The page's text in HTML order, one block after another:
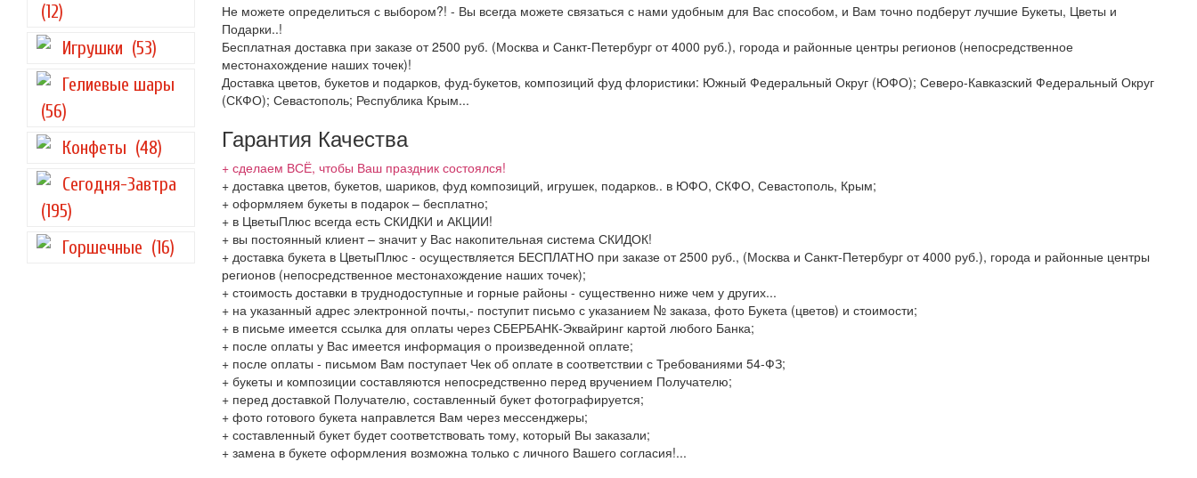
(12)
Игрушки (53)
Гелиевые шары
(56)
Конфеты (48)
Сегодня-Завтра
(195)
Горшечные (16)
Не можете определиться с выбором?! - Вы всегда можете связаться с нами удобным для Вас способом, и Вам точно подберут лучшие Букеты, Цветы и
Подарки..!
Бесплатная доставка при заказе от 2500 руб. (Москва и Санкт-Петербург от 4000 руб.), города и районные центры регионов (непосредственное
местонахождение наших точек)!
Доставка цветов, букетов и подарков, фуд-букетов, композиций фуд флористики: Южный Федеральный Округ (ЮФО); Северо-Кавказский Федеральный Округ
(СКФО); Севастополь; Республика Крым...
Гарантия Качества
+ сделаем ВСЁ, чтобы Ваш праздник состоялся!
+ доставка цветов, букетов, шариков, фуд композиций, игрушек, подарков.. в ЮФО, СКФО, Севастополь, Крым;
+ оформляем букеты в подарок – бесплатно;
+ в ЦветыПлюс всегда есть СКИДКИ и АКЦИИ!
+ вы постоянный клиент – значит у Вас накопительная система СКИДОК!
+ доставка букета в ЦветыПлюс - осуществляется БЕСПЛАТНО при заказе от 2500 руб., (Москва и Санкт-Петербург от 4000 руб.), города и районные центры
регионов (непосредственное местонахождение наших точек);
+ стоимость доставки в труднодоступные и горные районы - существенно ниже чем у других...
+ на указанный адрес электронной почты,- поступит письмо с указанием № заказа, фото Букета (цветов) и стоимости;
+ в письме имеется ссылка для оплаты через СБЕРБАНК-Эквайринг картой любого Банка;
+ после оплаты у Вас имеется информация о произведенной оплате;
+ после оплаты - письмом Вам поступает Чек об оплате в соответствии с Требованиями 54-ФЗ;
+ букеты и композиции составляются непосредственно перед вручением Получателю;
+ перед доставкой Получателю, составленный букет фотографируется;
+ фото готового букета направлется Вам через мессенджеры;
+ составленный букет будет соответствовать тому, который Вы заказали;
+ замена в букете оформления возможна только с личного Вашего согласия!...